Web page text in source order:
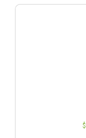
$